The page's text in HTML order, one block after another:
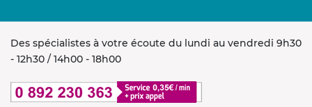
Des spécialistes à votre écoute du lundi au vendredi 9h30
- 12h30 / 14h00 - 18h00